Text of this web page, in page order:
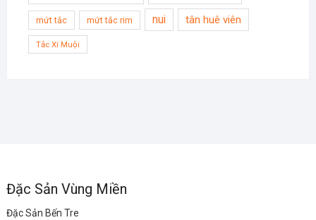
mứt tắc mứt tắc rim nui tân huê viên
Tắc Xí Muội
Đặc Sản Vùng Miền
Đặc Sản Bến Tre